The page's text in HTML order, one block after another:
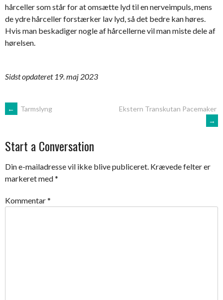
hårceller som står for at omsætte lyd til en nerveimpuls, mens
de ydre hårceller forstærker lav lyd, så det bedre kan høres.
Hvis man beskadiger nogle af hårcellerne vil man miste dele af
hørelsen.
Sidst opdateret 19. maj 2023
Post
navigation
← Tarmslyng
Ekstern Transkutan Pacemaker
→
Start a Conversation
Din e-mailadresse vil ikke blive publiceret. Krævede felter er
markeret med*
Kommentar*